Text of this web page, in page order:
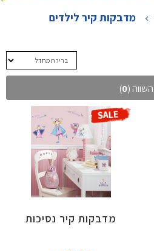
> מדבקות קיר לילדים
השווה (0
)
מדבקות קיר נסיכות